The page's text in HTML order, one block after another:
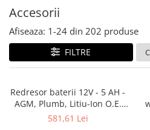
Aprindere
Bujie
Releu
Caroserie
Absorbant bara fata
Absorbant bara V
Actuator capsa capota
Accesorii
Afiseaza: 1-24 din 202 produse
FILTRE
Redresor baterii 12V - 5 AH -
AGM, Plumb, Litiu-Ion O.E.
61432408592
581,61 Lei